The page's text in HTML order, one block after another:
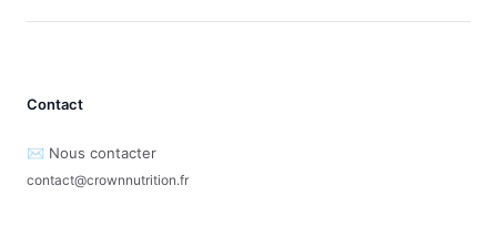
Contact
✉️ Nous contacter
contact@crownnutrition.fr